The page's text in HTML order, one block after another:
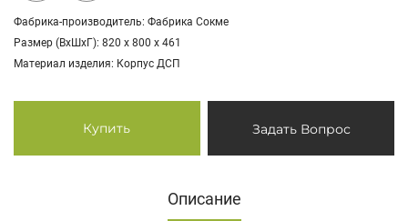
Фабрика-производитель: Фабрика Сокме
Размер (ВхШхГ): 820 х 800 х 461
Материал изделия: Корпус ДСП
Купить Задать Вопрос
Описание